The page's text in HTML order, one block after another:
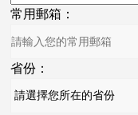
常用郵箱：
省份：